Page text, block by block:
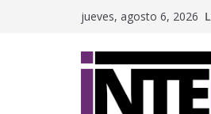
jueves, agosto 6, 2026